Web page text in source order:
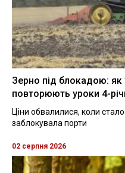
Зерно під блокадою: як
повторюють уроки 4-
Ціни обвалилися, коли
заблокувала порти
02 серпня 2026